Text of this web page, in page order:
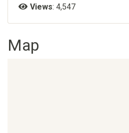
Views: 4,547
Map